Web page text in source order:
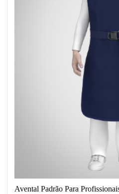
Avental Padrão Para